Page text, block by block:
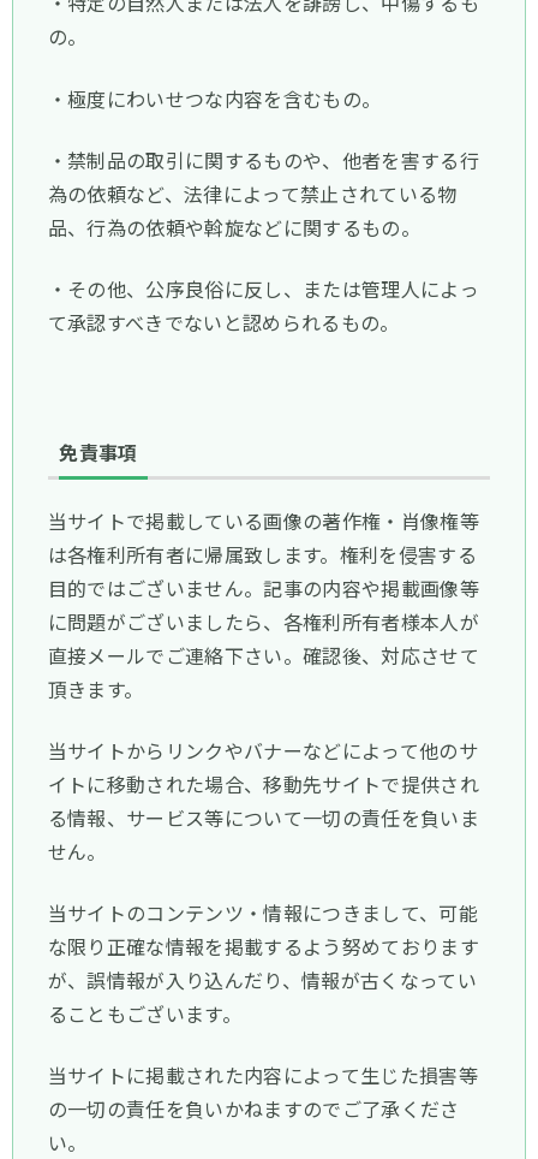
の。
・極度にわいせつな内容を含むもの。
・禁制品の取引に関するものや、他者を害する行
為の依頼など、法律によって禁止されている物
品、行為の依頼や斡旋などに関するもの。
・その他、公序良俗に反し、または管理人によっ
て承認すべきでないと認められるもの。
免責事項
当サイトで掲載している画像の著作権・肖像権等
は各権利所有者に帰属致します。権利を侵害する
目的ではございません。記事の内容や掲載画像等
に問題がございましたら、各権利所有者様本人が
直接メールでご連絡下さい。確認後、対応させて
頂きます。
当サイトからリンクやバナーなどによって他のサ
イトに移動された場合、移動先サイトで提供され
る情報、サービス等について一切の責任を負いま
せん。
当サイトのコンテンツ・情報につきまして、可能
な限り正確な情報を掲載するよう努めております
が、誤情報が入り込んだり、情報が古くなってい
ることもございます。
当サイトに掲載された内容によって生じた損害等
の一切の責任を負いかねますのでご了承くださ
い。